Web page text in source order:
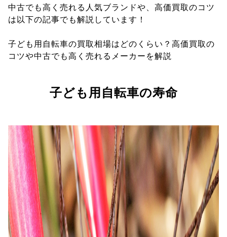
中古でも高く売れる人気ブランドや、高価買取のコツ
は以下の記事でも解説しています！
子ども用自転車の買取相場はどのくらい？高価買取の
コツや中古でも高く売れるメーカーを解説
子ども用自転車の寿命